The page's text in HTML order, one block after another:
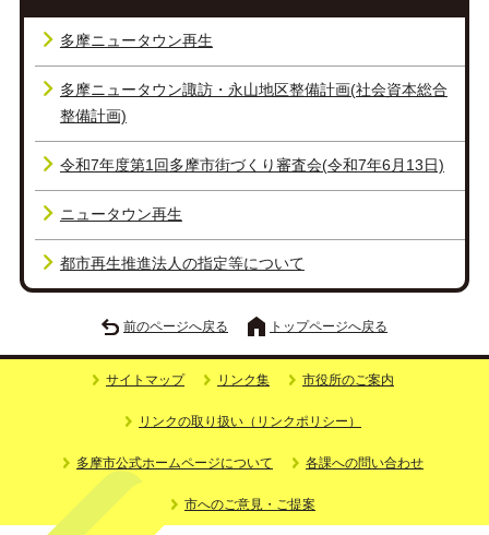
多摩ニュータウン再生
多摩ニュータウン諏訪・永山地区整備計画(社会資本総合
整備計画)
令和7年度第1回多摩市街づくり審査会(令和7年6月13日)
ニュータウン再生
都市再生推進法人の指定等について
前のページへ戻る トップページへ戻る
サイトマップ リンク集 市役所のご案内
リンクの取り扱い（リンクポリシー）
多摩市公式ホームページについて 各課への問い合わせ
市へのご意見・ご提案